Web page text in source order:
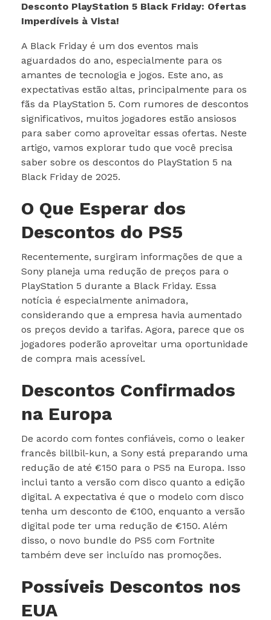
Desconto PlayStation 5 Black Friday: Ofertas
Imperdíveis à Vista!
A Black Friday é um dos eventos mais
aguardados do ano, especialmente para os
amantes de tecnologia e jogos. Este ano, as
expectativas estão altas, principalmente para os
fãs da PlayStation 5. Com rumores de descontos
significativos, muitos jogadores estão ansiosos
para saber como aproveitar essas ofertas. Neste
artigo, vamos explorar tudo que você precisa
saber sobre os descontos do PlayStation 5 na
Black Friday de 2025.
O Que Esperar dos
Descontos do PS5
Recentemente, surgiram informações de que a
Sony planeja uma redução de preços para o
PlayStation 5 durante a Black Friday. Essa
notícia é especialmente animadora,
considerando que a empresa havia aumentado
os preços devido a tarifas. Agora, parece que os
jogadores poderão aproveitar uma oportunidade
de compra mais acessível.
Descontos Confirmados
na Europa
De acordo com fontes confiáveis, como o leaker
francês billbil-kun, a Sony está preparando uma
redução de até €150 para o PS5 na Europa. Isso
inclui tanto a versão com disco quanto a edição
digital. A expectativa é que o modelo com disco
tenha um desconto de €100, enquanto a versão
digital pode ter uma redução de €150. Além
disso, o novo bundle do PS5 com Fortnite
também deve ser incluído nas promoções.
Possíveis Descontos nos
EUA